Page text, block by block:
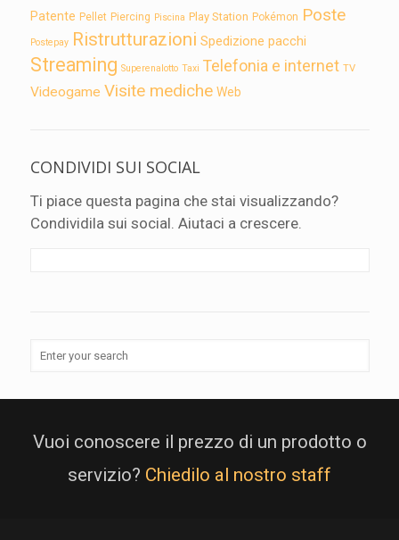
Patente Pellet Piercing Piscina Play Station Pokémon Poste
Postepay Ristrutturazioni Spedizione pacchi
Streaming Superenalotto Taxi Telefonia e internet TV
Videogame Visite mediche Web
CONDIVIDI SUI SOCIAL
Ti piace questa pagina che stai visualizzando?
Condividila sui social. Aiutaci a crescere.
Vuoi conoscere il prezzo di un prodotto o
servizio? Chiedilo al nostro staff